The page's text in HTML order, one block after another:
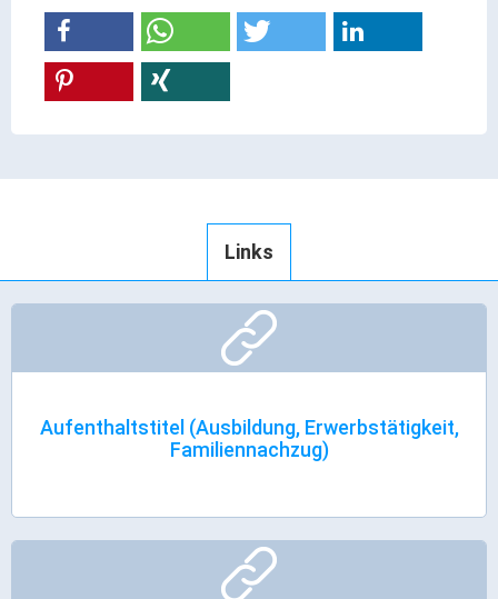
Wirtschaftsstandort
Marketing-Kampagne
Tourismus- & Stadtmarketing
Links
Aufenthaltstitel (Ausbildung, Erwerbstätigkeit,
Familiennachzug)